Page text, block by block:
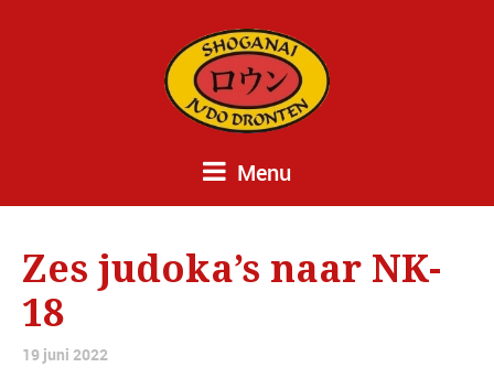
Menu
Zes judoka’s naar NK-
18
19 juni 2022